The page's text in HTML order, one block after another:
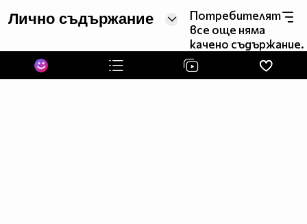
Лично съдържание
Потребителят
все още няма
качено съдържание.